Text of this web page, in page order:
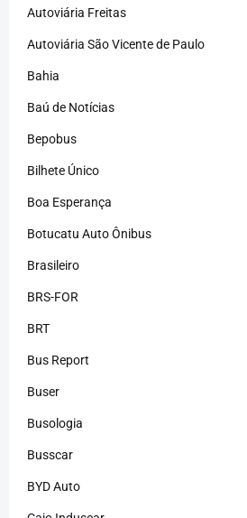
Autoviária Freitas
Autoviária São Vicente de Paulo
Bahia
Baú de Notícias
Bepobus
Bilhete Único
Boa Esperança
Botucatu Auto Ônibus
Brasileiro
BRS-FOR
BRT
Bus Report
Buser
Busologia
Busscar
BYD Auto